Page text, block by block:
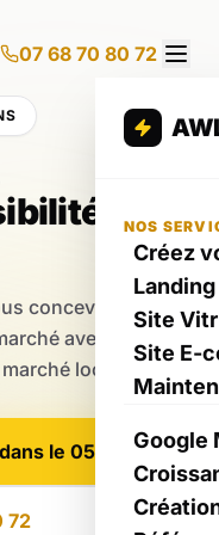
07 68 70 80 72
NOS
Créez
Site
Site E-
Google
concevons des
avec une
local.
le 05
72